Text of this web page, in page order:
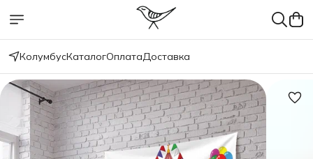
КолумбусКаталогОплатаДоставка